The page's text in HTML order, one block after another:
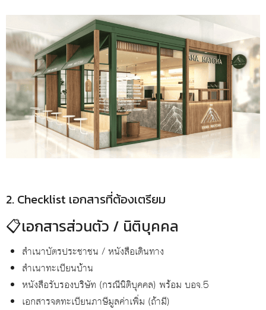
2. Checklist เอกสารที่ต้องเตรียม
📋เอกสารส่วนตัว / นิติบุคคล
สำเนาบัตรประชาชน / หนังสือเดินทาง
สำเนาทะเบียนบ้าน
หนังสือรับรองบริษัท (กรณีนิติบุคคล) พร้อม บอจ.5
เอกสารจดทะเบียนภาษีมูลค่าเพิ่ม (ถ้ามี)